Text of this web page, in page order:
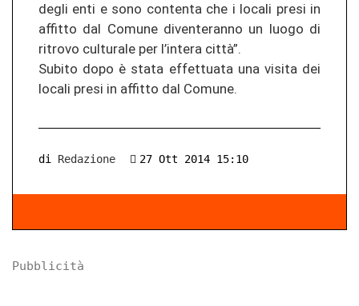
degli enti e sono contenta che i locali presi in
affitto dal Comune diventeranno un luogo di
ritrovo culturale per l’intera città”.
Subito dopo è stata effettuata una visita dei
locali presi in affitto dal Comune.
di Redazione 27 Ott 2014 15:10
Pubblicità